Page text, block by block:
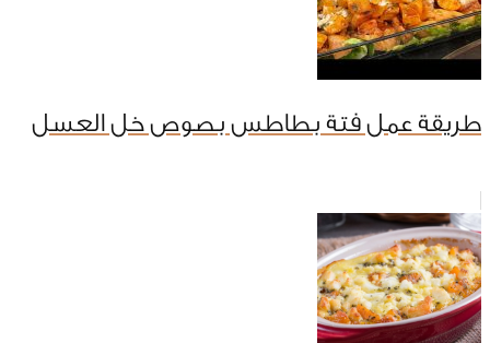
طريقة عمل فتة بطاطس بصوص خل العسل